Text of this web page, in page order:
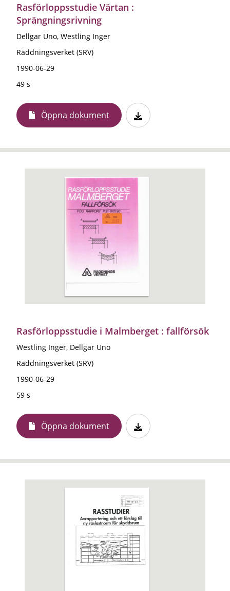
Rasförloppsstudie Värtan :
Sprängningsrivning
Dellgar Uno, Westling Inger
Räddningsverket (SRV)
1990-06-29
49 s
Öppna dokument
Rasförloppsstudie i Malmberget : fallförsök
Westling Inger, Dellgar Uno
Räddningsverket (SRV)
1990-06-29
59 s
Öppna dokument